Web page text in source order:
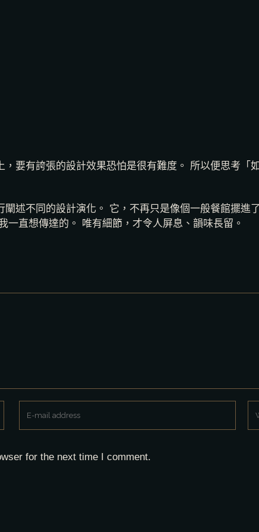
要有誇張的設計效果恐怕是很有難度。 所以便思考「
述不同的設計演化。 它，不再只是像個一般餐館擺進
一直想傳達的。 唯有細節，才令人屏息、韻味長留。
for the next time I comment.